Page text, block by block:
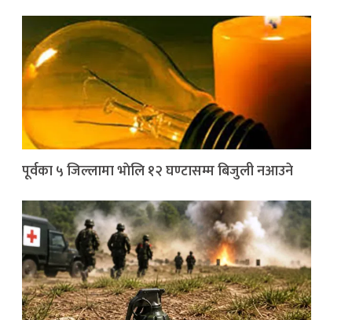
पूर्वका ५ जिल्लामा भाेलि १२ घण्टासम्म बिजुली नआउने